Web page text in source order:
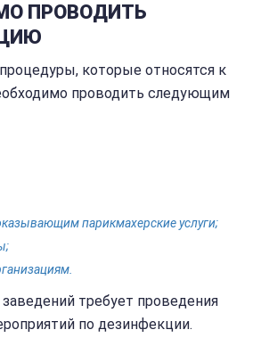
ПРОВОДИТЬ
которые относятся к
проводить следующим
парикмахерские услуги;
требует проведения
по дезинфекции.